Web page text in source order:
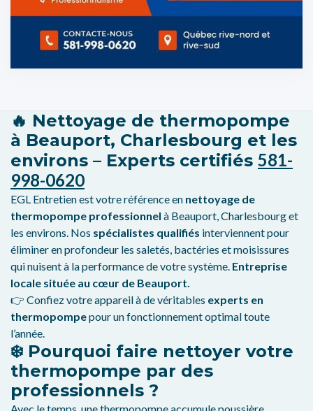
🔥 Nettoyage de thermopompe
à Beauport, Charlesbourg et les
environs – Experts certifiés 581-
998-0620
EGL Entretien est votre référence en nettoyage de
thermopompe professionnel à Beauport, Charlesbourg et
les environs. Nos spécialistes qualifiés interviennent pour
éliminer en profondeur les saletés, bactéries et moisissures
qui nuisent à la performance de votre système. Entreprise
locale située au cœur de Beauport.
👉 Confiez votre appareil à de véritables experts en
thermopompepour un fonctionnement optimal toute
l’année.
❄️ Pourquoi faire nettoyer votre
thermopompe par des
professionnels ?